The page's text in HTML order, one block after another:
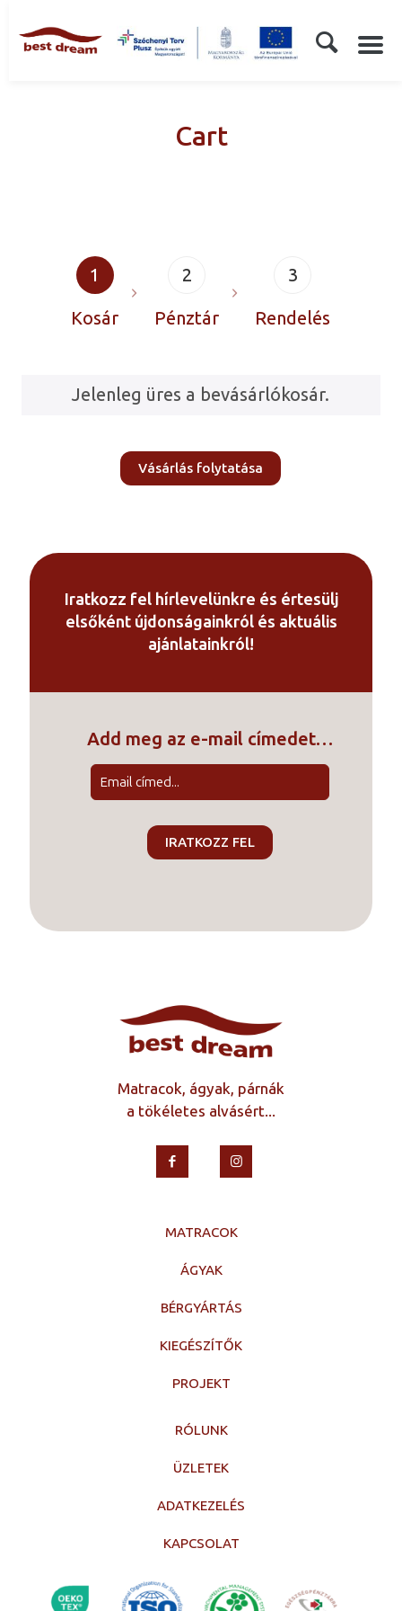
Cart
1
Kosár
2
Pénztár
3
Rendelés
Jelenleg üres a bevásárlókosár.
Vásárlás folytatása
Iratkozz fel hírlevelünkre és értesülj
elsőként újdonságainkról és aktuális
ajánlatainkról!
Add meg az e-mail címedet…
Matracok, ágyak, párnák
a tökéletes alvásért...
MATRACOK
ÁGYAK
BÉRGYÁRTÁS
KIEGÉSZÍTŐK
PROJEKT
RÓLUNK
ÜZLETEK
ADATKEZELÉS
KAPCSOLAT